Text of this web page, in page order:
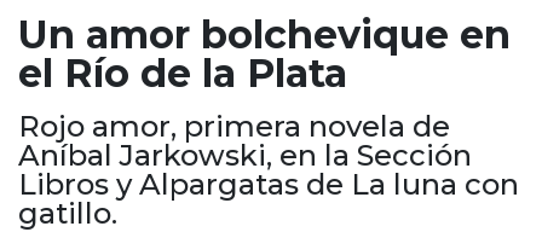
Ambiente y sustentabilidad
Deportes
Córdoba diverse
Córdoba independiente
Nacionales
Internacionales
San Francisco y zona
Traslasierra
Punilla / Carlos Paz
Alta Gracia
Marcos Juárez
Río Primero
Un amor bolchevique en
el Río de la Plata
Rojo amor, primera novela de
Aníbal Jarkowski, en la Sección
Libros y Alpargatas de La luna con
gatillo.